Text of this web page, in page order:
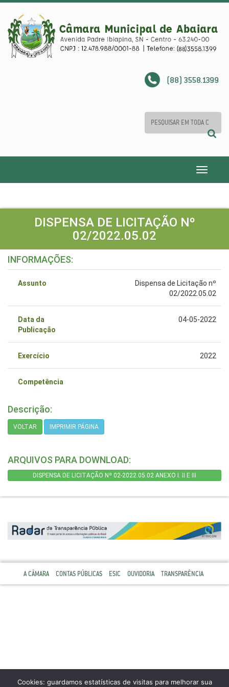
(88) 3558.1399
Toggle
DISPENSA DE LICITAÇÃO Nº
02/2022.05.02
INFORMAÇÕES:
Assunto
Dispensa de Licitação nº
02/2022.05.02
Data da
Publicação
04-05-2022
Exercício 2022
Competência
Descrição:
VOLTAR IMPRIMIR PÁGINA
ARQUIVOS PARA DOWNLOAD:
DISPENSA DE LICITAÇÃO Nº 02-2022.05.02 ANEXO I. II E III
A CÂMARA CONTAS PÚBLICAS ESIC OUVIDORIA TRANSPARÊNCIA
Cookies: guardamos estatísticas de visitas para melhorar sua